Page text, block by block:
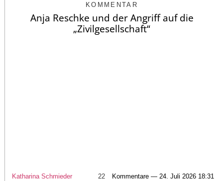
KOMMENTAR
Anja Reschke und der Angriff auf die
„Zivilgesellschaft“
Katharina Schmieder 22 Kommentare — 24. Juli 2026 18:31